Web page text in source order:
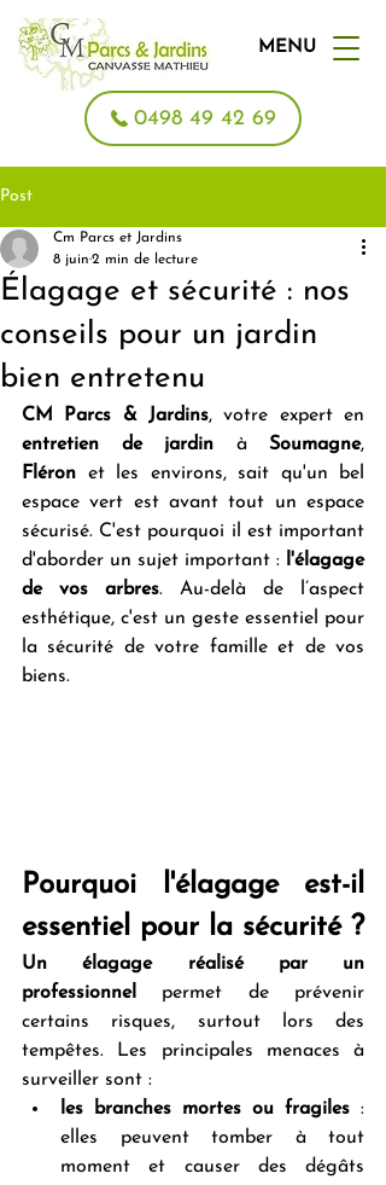
MENU
0498 49 42 69
Post
Élagage et sécurité : nos
conseils pour un jardin
bien entretenu
Cm Parcs et Jardins
8 juin 2 min de lecture
CM Parcs & Jardins
entretien de jardin à Soumagne
Fléron et les environs, sait qu'un bel
espace vert est avant tout un espace
sécurisé. C'est pourquoi il est important
d'aborder un sujet important : l'élagage
de vos arbres. Au-delà de l’aspect
esthétique, c'est un geste essentiel pour
la sécurité de votre famille et de vos
biens.
Pourquoi l'élagage est-il
essentiel pour la sécurité ?
Un élagage réalisé par un
professionnel permet de prévenir
certains risques, surtout lors des
tempêtes. Les principales menaces à
surveiller sont :
les branches mortes ou fragiles :
elles peuvent tomber à tout
moment et causer des dégâts